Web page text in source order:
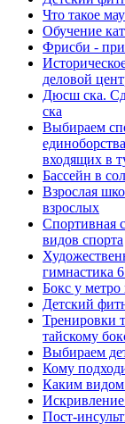
Что такое
Обучение
Фрисби -
деловой
Дюсш ска.
ска
Выбираем
входящих в
Бассейн в
Взрослая
взрослых
Спортивная
видов спорта
гимнастика
Бокс у
Детский
Тренировки
тайскому
Выбираем
Кому
Каким видом
Искривление
Пост-